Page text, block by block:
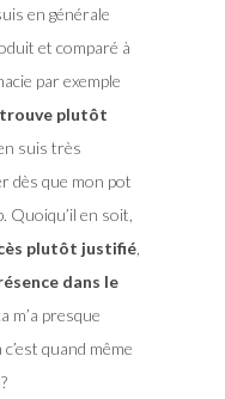
en générale
et comparé à
par exemple
plutôt
suis très
dès que mon pot
Quoiqu’il en soit,
plutôt justifié,
dans le
m’a presque
quand même